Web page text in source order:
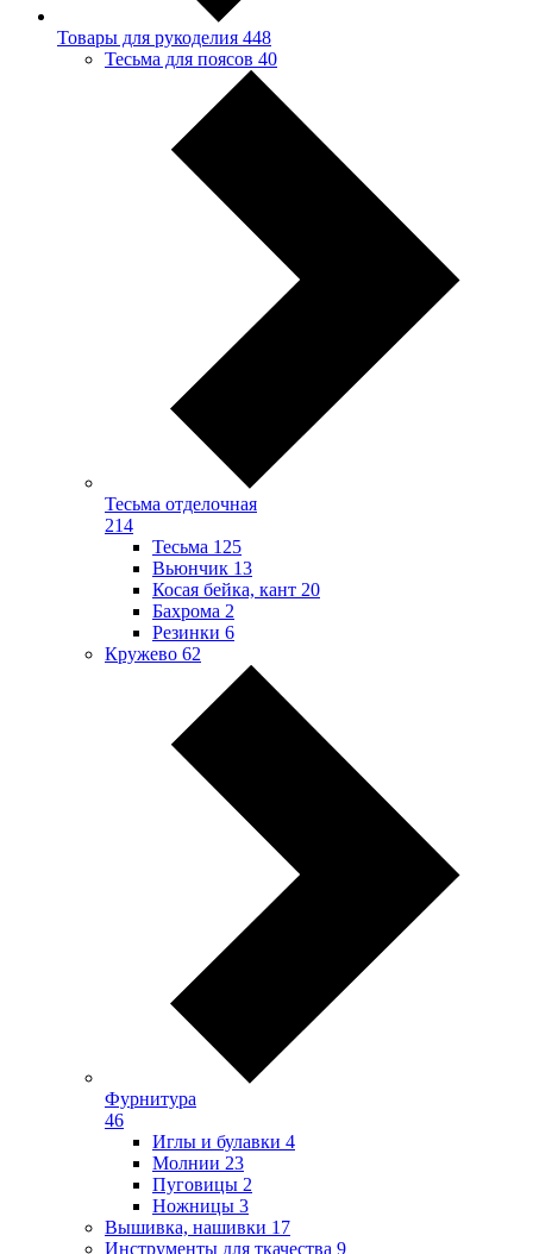
Товары для рукоделия 448
Тесьма для поясов 40
Тесьма отделочная
214
Тесьма 125
Вьюнчик 13
Косая бейка, кант 20
Бахрома 2
Резинки 6
Кружево 62
Фурнитура
46
Иглы и булавки 4
Молнии 23
Пуговицы 2
Ножницы 3
Вышивка, нашивки 17
Инструменты для ткачества 9